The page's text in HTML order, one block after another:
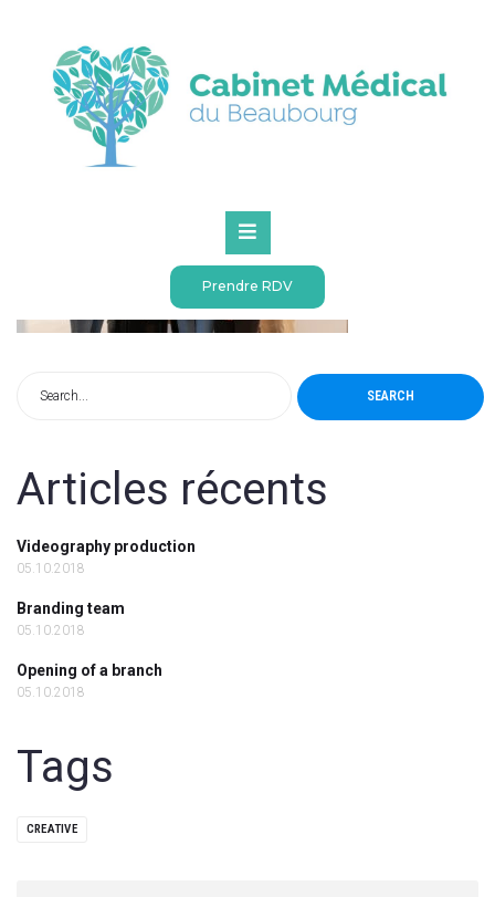
Prendre RDV
Accueil Accueil
SEARCH
Articles récents
Videography production
05.10.2018
Branding team
05.10.2018
Opening of a branch
05.10.2018
Tags
CREATIVE